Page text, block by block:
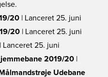
20 | Lanceret 25. juni
20 | Lanceret 25. juni
| Lanceret 25. juni
2019/20
Udebane